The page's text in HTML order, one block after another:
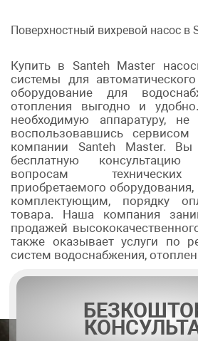
Поверхностный вихревой насос в
Купить в Santeh Master
системы для
оборудование для
отопления выгодно и
необходимую аппаратуру,
воспользовавшись сервисом
компании Santeh Master. Вы
бесплатную
вопросам технических
приобретаемого
комплектующим, порядку
товара. Наша компания
продажей
также оказывает услуги по
систем водоснабжения,